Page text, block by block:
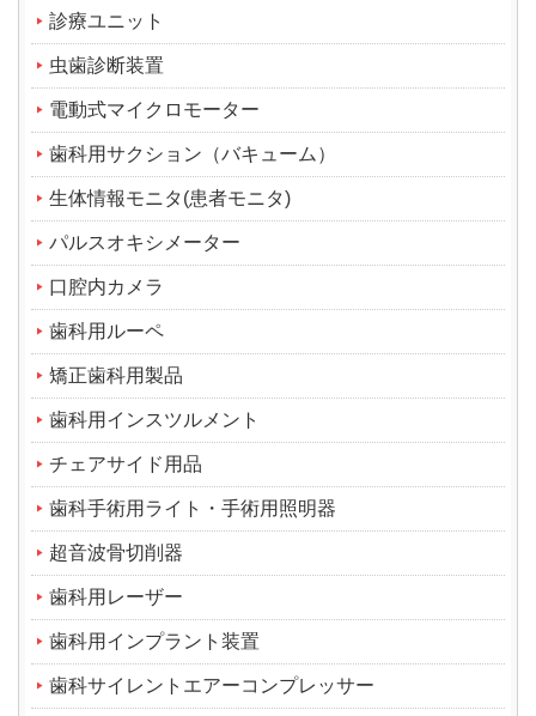
診療ユニット
虫歯診断装置
電動式マイクロモーター
歯科用サクション（バキューム）
生体情報モニタ(患者モニタ)
パルスオキシメーター
口腔内カメラ
歯科用ルーペ
矯正歯科用製品
歯科用インスツルメント
チェアサイド用品
歯科手術用ライト・手術用照明器
超音波骨切削器
歯科用レーザー
歯科用インプラント装置
歯科サイレントエアーコンプレッサー